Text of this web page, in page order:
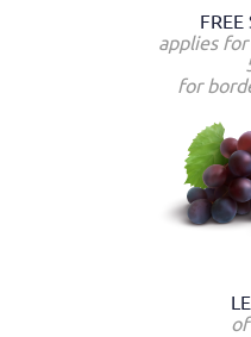
FREE
applies
for